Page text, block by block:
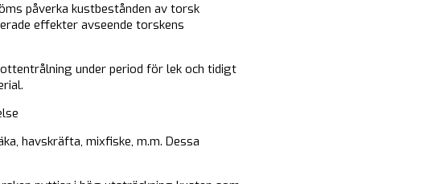
påverka kustbestånden av torsk
effekter avseende torskens
under period för lek och tidigt
havskräfta, mixfiske, m.m. Dessa